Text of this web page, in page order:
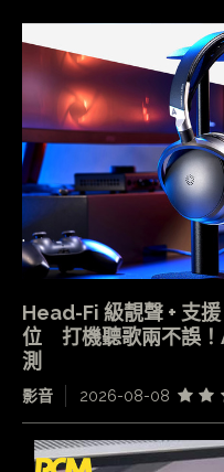
Head-Fi 級靚聲 + 支
位 打機聽歌兩不誤
測
影音 2026-08-08